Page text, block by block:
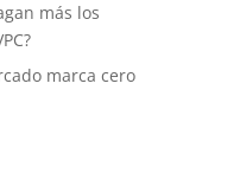
más los
marca cero